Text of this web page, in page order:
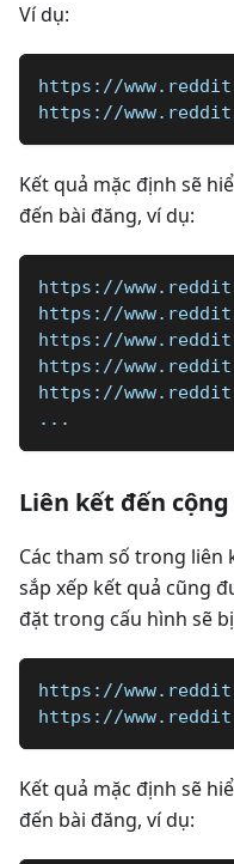
Ví dụ:
https://
https://
Kết quả mặc định sẽ
đến bài đăng, ví dụ:
https://
https://
https://
https://
https://
...
Liên kết đến
Các tham số trong liên
sắp xếp kết quả cũng
đặt trong cấu hình sẽ
https://
https://
Kết quả mặc định sẽ
đến bài đăng, ví dụ: